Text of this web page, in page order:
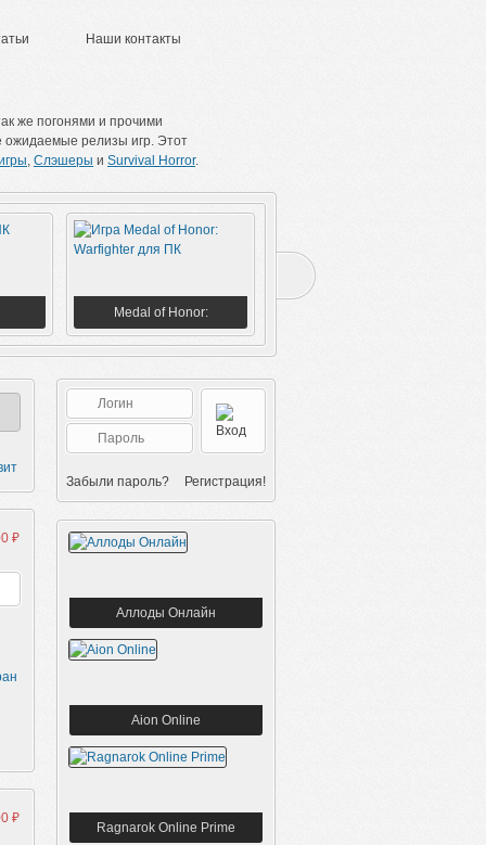
Наши контакты
же погонями и прочими
ожидаемые релизы игр. Этот
, Слэшеры и Survival Horror.
Medal of Honor:
Warfighter
₽
₽
Регистрация!
Забыли пароль?
Аллоды Онлайн
Aion Online
Ragnarok Online Prime